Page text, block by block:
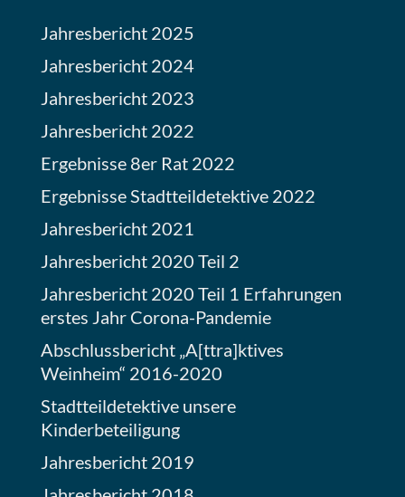
Jahresbericht 2025
Jahresbericht 2024
Jahresbericht 2023
Jahresbericht 2022
Ergebnisse 8er Rat 2022
Ergebnisse Stadtteildetektive 2022
Jahresbericht 2021
Jahresbericht 2020 Teil 2
Jahresbericht 2020 Teil 1 Erfahrungen
erstes Jahr Corona-Pandemie
Abschlussbericht „A[ttra]ktives
Weinheim“ 2016-2020
Stadtteildetektive unsere
Kinderbeteiligung
Jahresbericht 2019